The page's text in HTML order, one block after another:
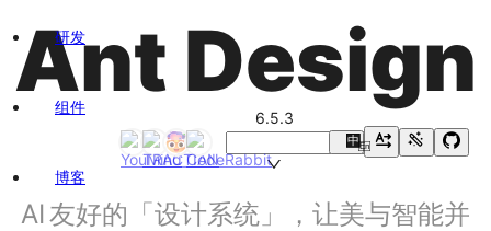
研发
组件
博客
6.5.3
中En
Ant Design
AI 友好的「设计系统」，让美与智能并